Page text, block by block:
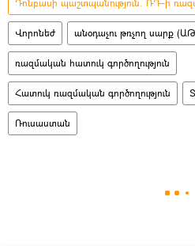
Վորոնեժ անօդաչու թռչող սարք
ռազմական հատուկ գործողություն
Հատուկ ռազմական գործողություն
Ռուսաստան